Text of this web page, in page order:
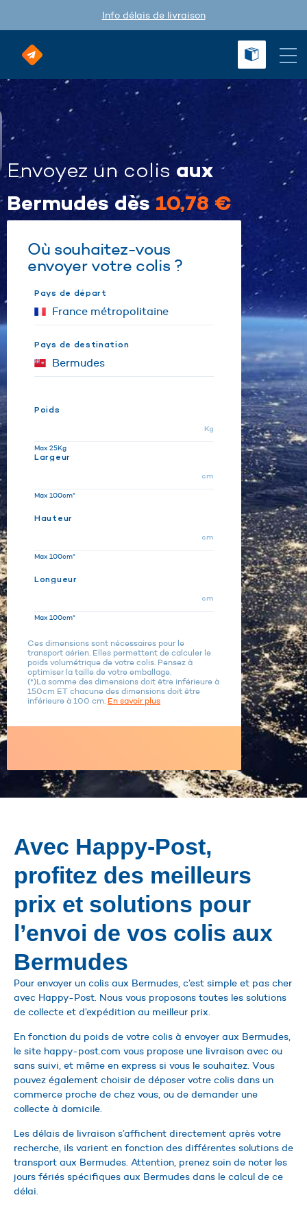
Info délais de livraison
Envoyez un colis aux
Bermudes dès10,78 €
Où souhaitez-vous
envoyer votre colis ?
Pays de départ
Pays de destination
Poids
Kg
Max 25Kg
Largeur
cm
Max 100cm*
Hauteur
cm
Max 100cm*
Longueur
cm
Max 100cm*
Ces dimensions sont nécessaires pour le
transport aérien. Elles permettent de calculer le
poids volumétrique de votre colis. Pensez à
optimiser la taille de votre emballage.
(*)La somme des dimensions doit être inférieure à
150cm ET chacune des dimensions doit être
inférieure à 100 cm. En savoir plus
Avec Happy-Post,
profitez des meilleurs
prix et solutions pour
l’envoi de vos colis aux
Bermudes
Pour envoyer un colis aux Bermudes, c’est simple et pas cher
avec Happy-Post. Nous vous proposons toutes les solutions
de collecte et d’expédition au meilleur prix.
En fonction du poids de votre colis à envoyer aux Bermudes,
le site happy-post.com vous propose une livraison avec ou
sans suivi, et même en express si vous le souhaitez. Vous
pouvez également choisir de déposer votre colis dans un
commerce proche de chez vous, ou de demander une
collecte à domicile.
Les délais de livraison s’affichent directement après votre
recherche, ils varient en fonction des différentes solutions de
transport aux Bermudes. Attention, prenez soin de noter les
jours fériés spécifiques aux Bermudes dans le calcul de ce
délai.